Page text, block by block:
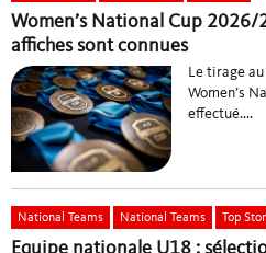
Women’s National Cup 2026/
affiches sont connues
Le tirage
Women’s
effectué....
National Teams National Teams Top
Equipe nationale U18 :